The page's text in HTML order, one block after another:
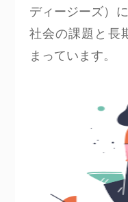
ディージーズ）
社会の課題と⻑
まっています。